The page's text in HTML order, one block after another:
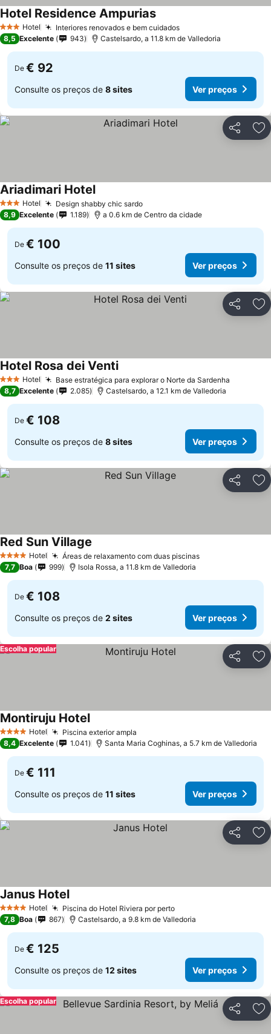
3 EstrelasHotel Interiores renovados e bem cuidados
Hotel Residence Ampurias
8,5 Excelente 943 Castelsardo, a 11.8 km de Valledoria
De € 92
Consulte os preços de 8 sites Ver preços
Partilhar
3 EstrelasHotel Design shabby chic sardo
Ariadimari Hotel
8,9 Excelente 1.189 a 0.6 km de Centro da cidade
De € 100
Consulte os preços de 11 sites Ver preços
Partilhar
3 EstrelasHotel Base estratégica para explorar o Norte da Sardenha
Hotel Rosa dei Venti
8,7 Excelente 2.085 Castelsardo, a 12.1 km de Valledoria
De € 108
Consulte os preços de 8 sites Ver preços
Partilhar
4 EstrelasHotel Áreas de relaxamento com duas piscinas
Red Sun Village
7,7 Boa 999 Isola Rossa, a 11.8 km de Valledoria
De € 108
Consulte os preços de 2 sites Ver preços
Partilhar
Escolha popular
4 EstrelasHotel Piscina exterior ampla
Montiruju Hotel
8,4 Excelente 1.041 Santa Maria Coghinas, a 5.7 km de Valledoria
De € 111
Consulte os preços de 11 sites Ver preços
Partilhar
4 EstrelasHotel Piscina do Hotel Riviera por perto
Janus Hotel
7,8 Boa 867 Castelsardo, a 9.8 km de Valledoria
De € 125
Consulte os preços de 12 sites Ver preços
Partilhar
Escolha popular